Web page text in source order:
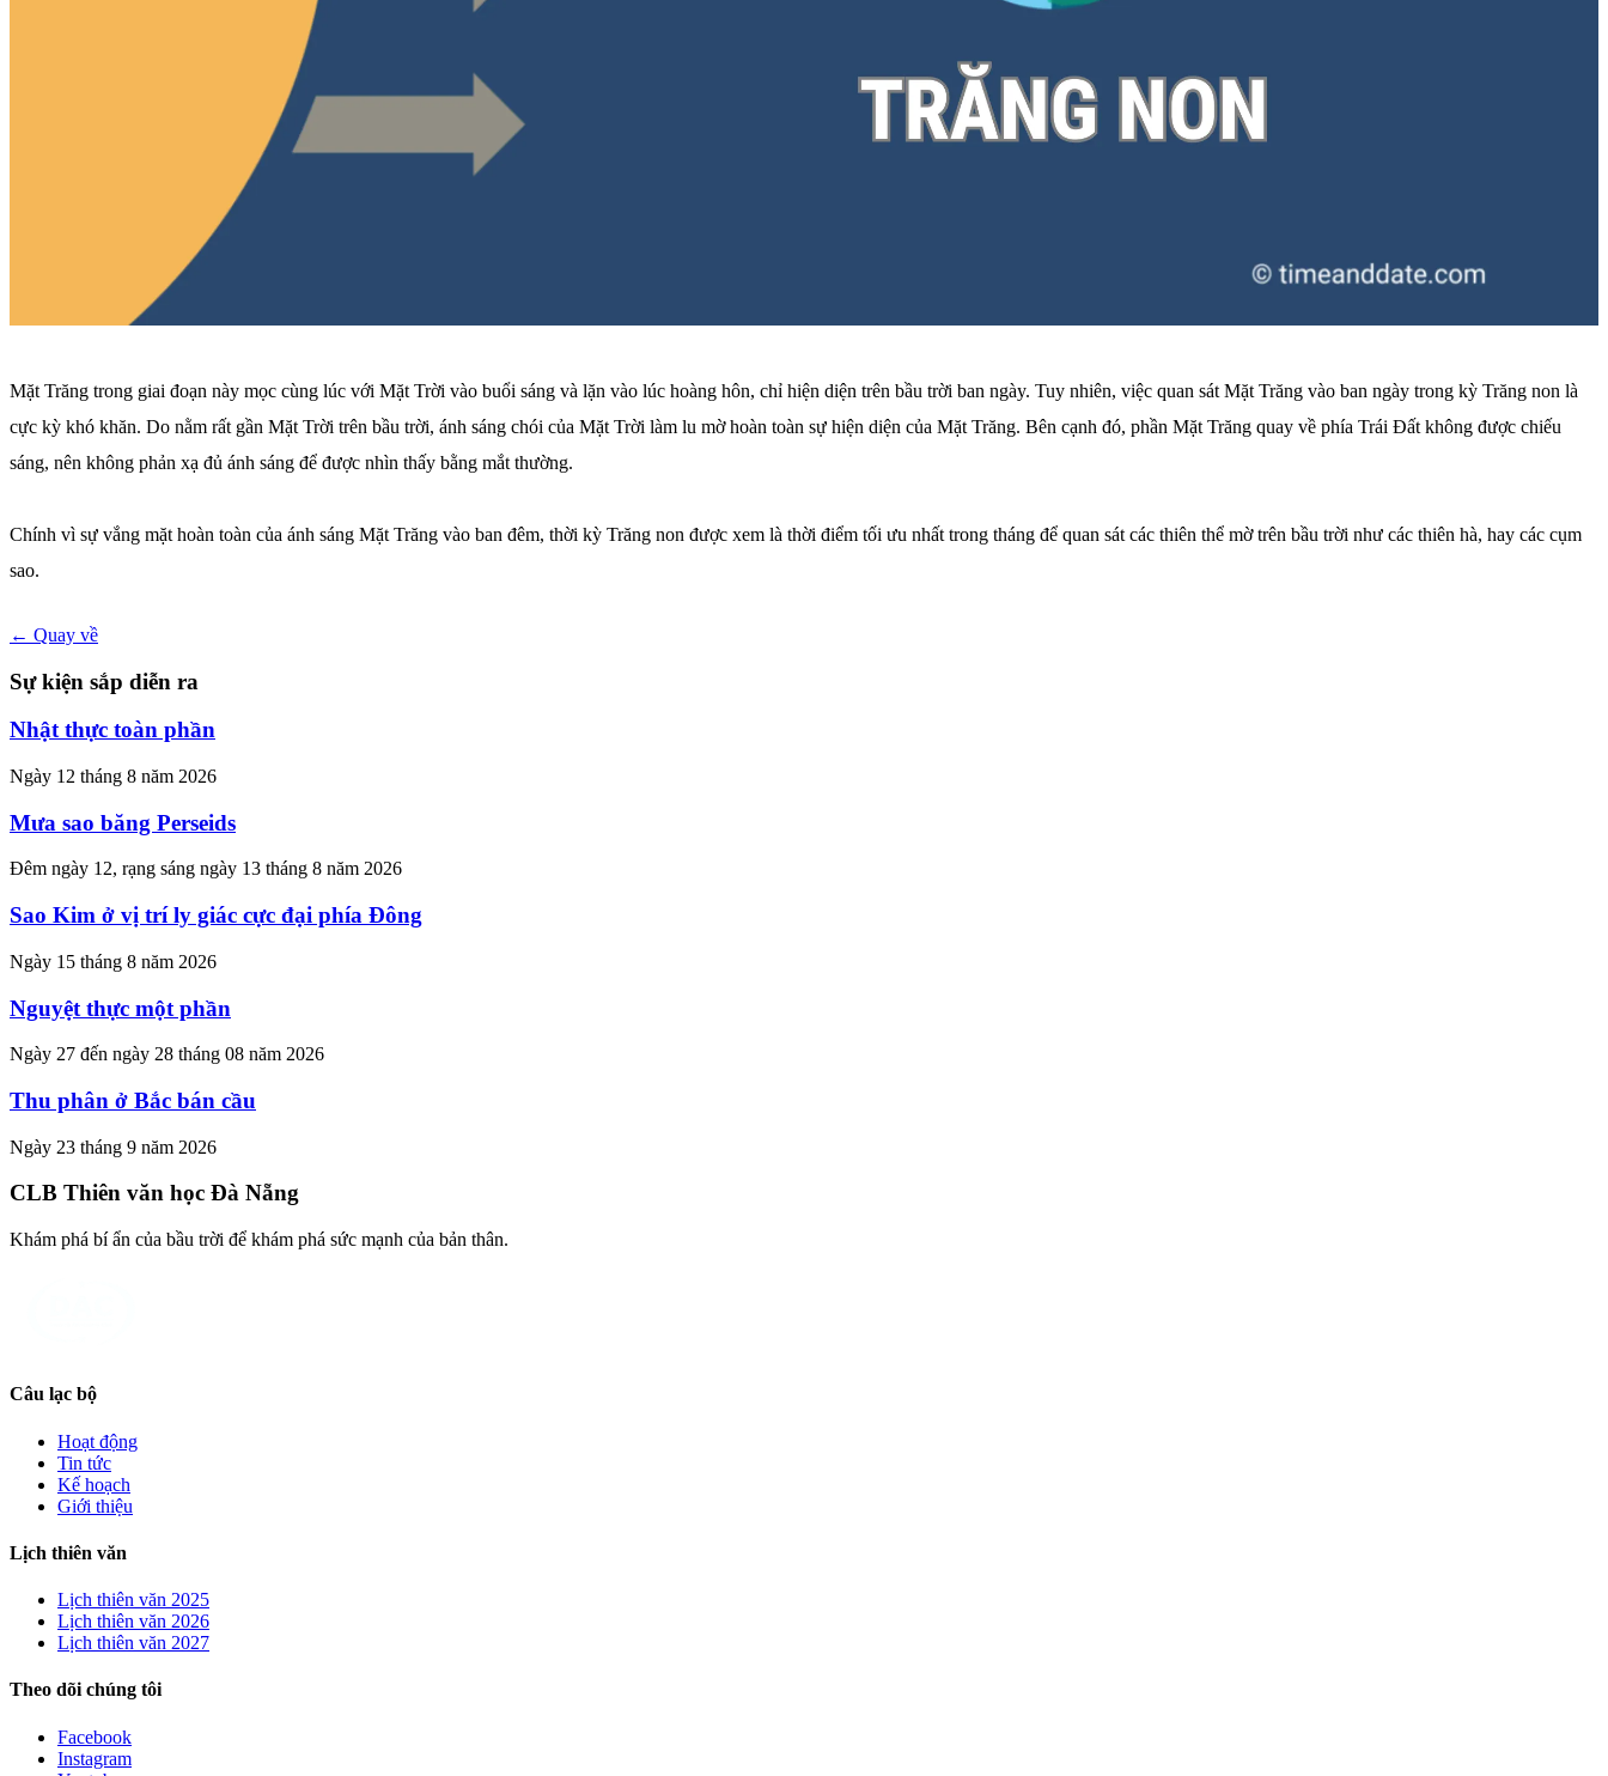
Mặt Trăng trong giai đoạn này mọc cùng lúc với Mặt Trời vào buổi sáng và lặn vào lúc hoàng hôn, chỉ hiện diện trên bầu trời ban ngày. Tuy nhiên, việc quan sát Mặt Trăng vào ban ngày trong kỳ Trăng non là
cực kỳ khó khăn. Do nằm rất gần Mặt Trời trên bầu trời, ánh sáng chói của Mặt Trời làm lu mờ hoàn toàn sự hiện diện của Mặt Trăng. Bên cạnh đó, phần Mặt Trăng quay về phía Trái Đất không được chiếu
sáng, nên không phản xạ đủ ánh sáng để được nhìn thấy bằng mắt thường.
Chính vì sự vắng mặt hoàn toàn của ánh sáng Mặt Trăng vào ban đêm, thời kỳ Trăng non được xem là thời điểm tối ưu nhất trong tháng để quan sát các thiên thể mờ trên bầu trời như các thiên hà, hay các cụm
sao.
← Quay về
Sự kiện sắp diễn ra
Nhật thực toàn phần
Ngày 12 tháng 8 năm 2026
Mưa sao băng Perseids
Đêm ngày 12, rạng sáng ngày 13 tháng 8 năm 2026
Sao Kim ở vị trí ly giác cực đại phía Đông
Ngày 15 tháng 8 năm 2026
Nguyệt thực một phần
Ngày 27 đến ngày 28 tháng 08 năm 2026
Thu phân ở Bắc bán cầu
Ngày 23 tháng 9 năm 2026
CLB Thiên văn học Đà Nẵng
Khám phá bí ẩn của bầu trời để khám phá sức mạnh của bản thân.
Câu lạc bộ
Hoạt động
Tin tức
Kế hoạch
Giới thiệu
Lịch thiên văn
Lịch thiên văn 2025
Lịch thiên văn 2026
Lịch thiên văn 2027
Theo dõi chúng tôi
Facebook
Instagram